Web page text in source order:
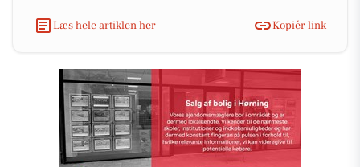
Læs hele artiklen her Kopiér link